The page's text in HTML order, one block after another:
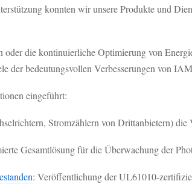
konnten wir unsere Produkte und
die kontinuierliche Optimierung von
der bedeutungsvollen Verbesserungen von
eingeführt:
Stromzählern von Drittanbietern)
Gesamtlösung für die Überwachung der
: Veröffentlichung der UL61010-